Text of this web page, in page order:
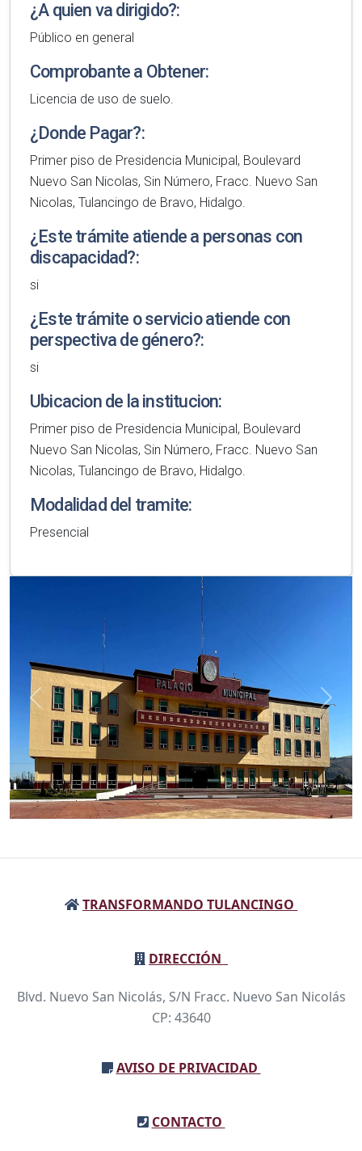
¿A quien va dirigido?:
Público en general
Comprobante a Obtener:
Licencia de uso de suelo.
¿Donde Pagar?:
Primer piso de Presidencia Municipal, Boulevard
Nuevo San Nicolas, Sin Número, Fracc. Nuevo San
Nicolas, Tulancingo de Bravo, Hidalgo.
¿Este trámite atiende a personas con
discapacidad?:
si
¿Este trámite o servicio atiende con
perspectiva de género?:
si
Ubicacion de la institucion:
Primer piso de Presidencia Municipal, Boulevard
Nuevo San Nicolas, Sin Número, Fracc. Nuevo San
Nicolas, Tulancingo de Bravo, Hidalgo.
Modalidad del tramite:
Presencial
Anterior
TRANSFORMANDO TULANCINGO
DIRECCIÓN
Blvd. Nuevo San Nicolás, S/N Fracc. Nuevo San Nicolás
CP: 43640
AVISO DE PRIVACIDAD
CONTACTO